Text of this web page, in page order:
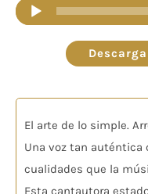
El arte de lo simple.
Una voz tan auténtica
cualidades que la
Esta cantautora